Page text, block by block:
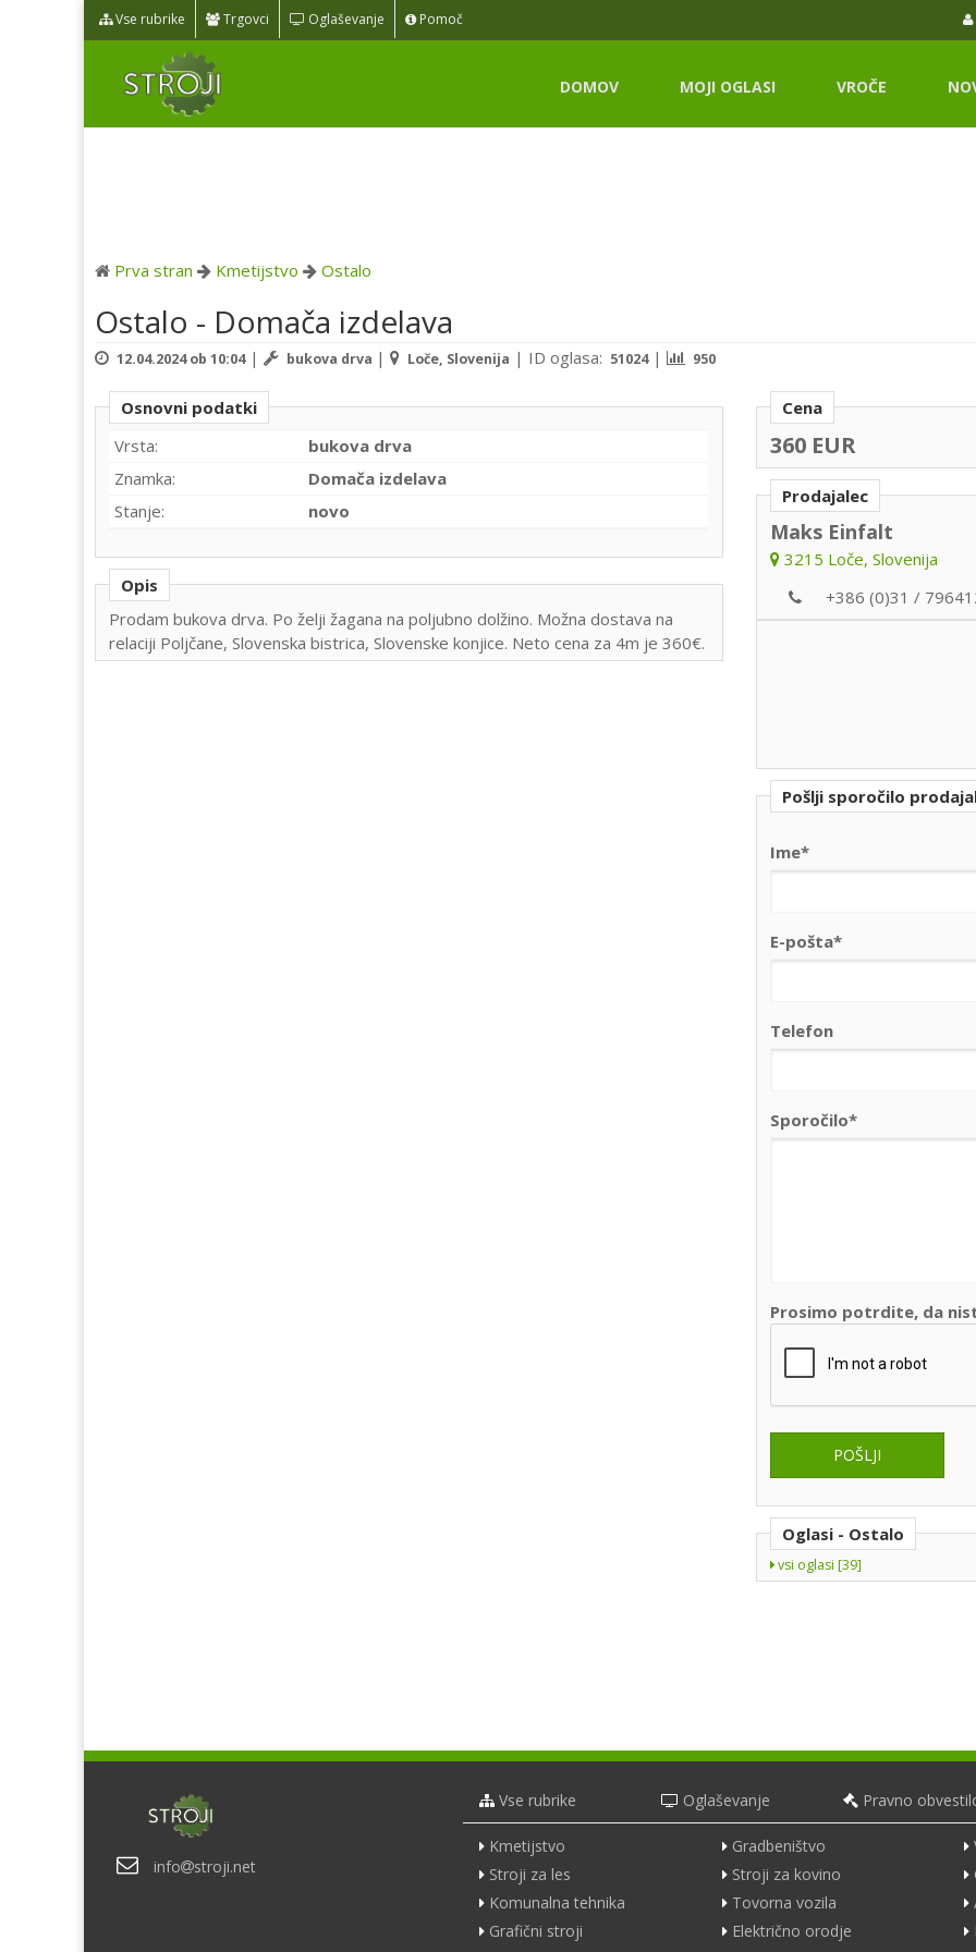
Vse rubrike Trgovci Oglaševanje Pomoč
DOMOV MOJI OGLASI VROČE
Prva stran Kmetijstvo Ostalo
Ostalo - Domača izdelava
12.04.2024 ob 10:04| bukova drva | Loče, Slovenija | ID oglasa: 51024| 950
Osnovni podatki
Vrsta:
bukova drva
Znamka:
Domača izdelava
Stanje:
novo
Opis
Prodam bukova drva. Po želji žagana na poljubno dolžino. Možna dostava na
relaciji Poljčane, Slovenska bistrica, Slovenske konjice. Neto cena za 4m je 360€.
Cena
360 EUR
Prodajalec
Maks Einfalt
3215 Loče, Slovenija
+386 (0)31 /
Pošlji sporočilo
Ime*
E-pošta*
Telefon
Sporočilo*
Prosimo potrdite, da
Oglasi - Ostalo
vsi oglasi [39]
info stroji.net
Vse rubrike Oglaševanje Pravno
Kmetijstvo Gradbeništvo
Stroji za les
Stroji za kovino
Komunalna tehnika
Tovorna vozila
Grafični stroji
Električno orodje